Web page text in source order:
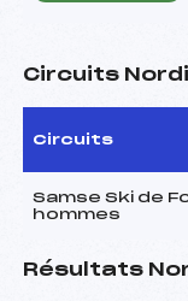
Circuits
Circuits
Samse Ski de
hommes
Résultats